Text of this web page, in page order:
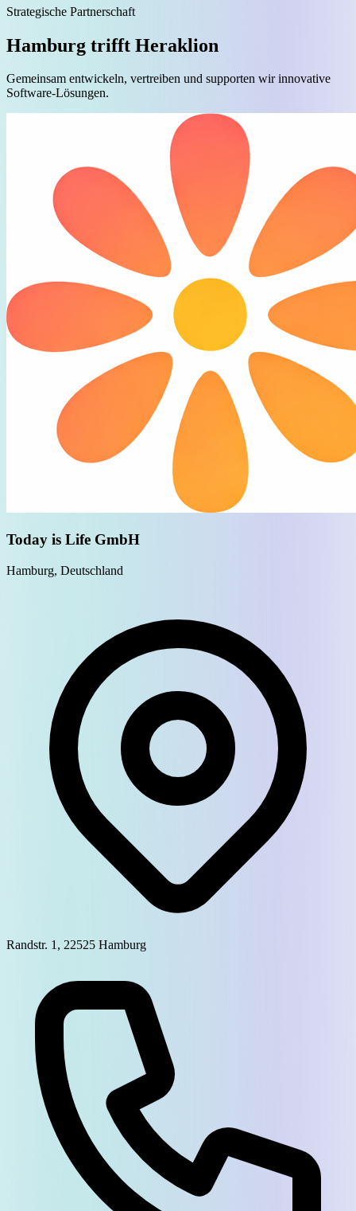
Strategische Partnerschaft
Hamburg trifft Heraklion
Gemeinsam entwickeln, vertreiben und supporten wir innovative
Software-Lösungen.
Today is Life GmbH
Hamburg, Deutschland
Randstr. 1, 22525 Hamburg